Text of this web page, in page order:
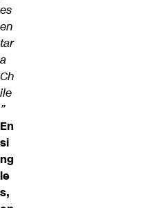
es
en
tar
a
Ch
ile
”
En
si
ng
le
s,